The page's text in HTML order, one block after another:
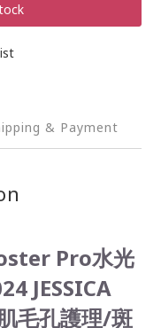
& Payment
Pro水光
JESSICA
毛孔護理/斑